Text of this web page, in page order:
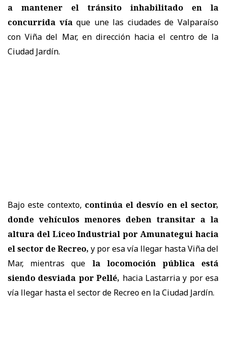
a mantener el tránsito inhabilitado en la
concurrida víaque une las ciudades de Valparaíso
con Viña del Mar, en dirección hacia el centro de la
Ciudad Jardín.
Bajo este contexto, continúa el desvío en el sector,
donde vehículos menores deben transitar a la
altura del Liceo Industrial por Amunategui hacia
el sector de Recreo, y por esa vía llegar hasta Viña del
Mar, mientras que la locomoción pública está
siendo desviada por Pellé, hacia Lastarria y por esa
vía llegar hasta el sector de Recreo en la Ciudad Jardín.